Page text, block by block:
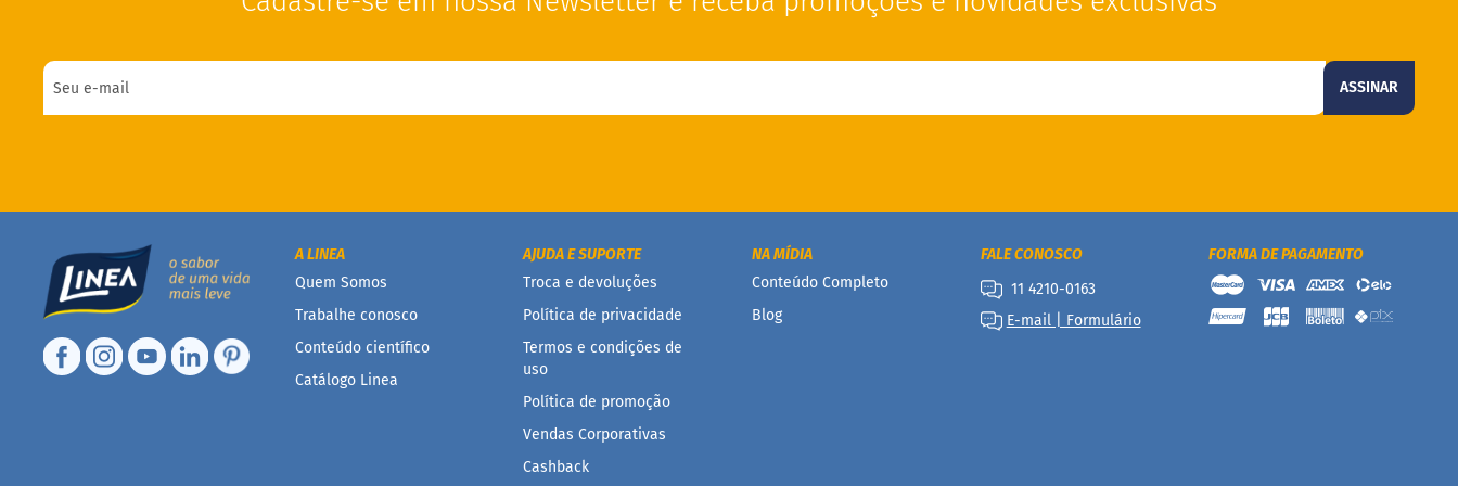
ASSINAR
A LINEA
Quem Somos
Trabalhe conosco
Conteúdo científico
Catálogo Linea
AJUDA E SUPORTE
Troca e devoluções
Política de privacidade
Termos e condições de
uso
Política de promoção
Vendas Corporativas
Cashback
NA MÍDIA
Conteúdo Completo
Blog
FALE CONOSCO
11 4210-0163
E-mail | Formulário
FORMA DE PAGAMENTO